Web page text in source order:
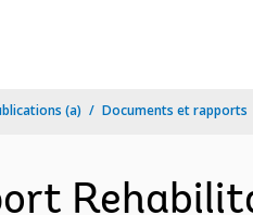
(a) Documents et rapports